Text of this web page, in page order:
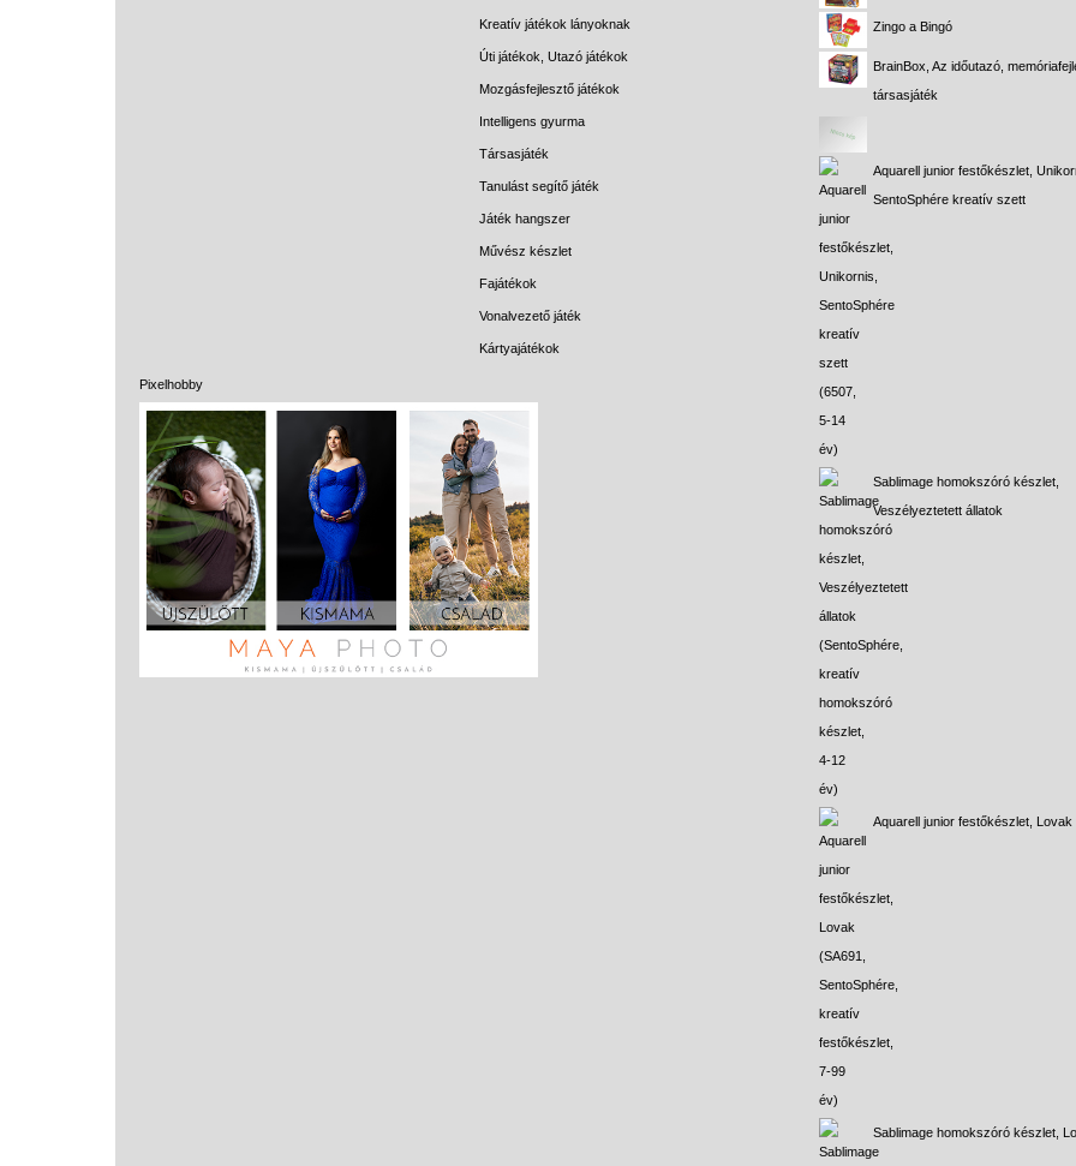
Pixelhobby
Kreatív játékok lányoknak
Úti játékok, Utazó játékok
Mozgásfejlesztő játékok
Intelligens gyurma
Társasjáték
Tanulást segítő játék
Játék hangszer
Művész készlet
Fajátékok
Vonalvezető játék
Kártyajátékok
Zingo a Bingó
BrainBox, Az időutazó,
társasjáték
Aquarell junior festőkészlet,
SentoSphére kreatív szett
Sablimage homokszóró készlet,
Veszélyeztetett állatok
Aquarell junior festőkészlet, Lovak
Sablimage homokszóró készlet,